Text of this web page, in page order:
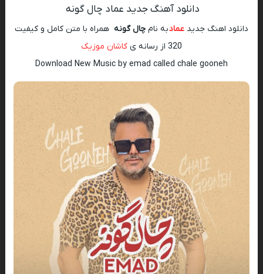
دانلود آهنگ جدید عماد چال گونه ‌
دانلود اهنگ جدید عمادبه نام چال گونه ‌ همراه با متن کامل و کیفیت
320 از رسانه ی
کاشان موزیک
Download New Music by emad called chale gooneh